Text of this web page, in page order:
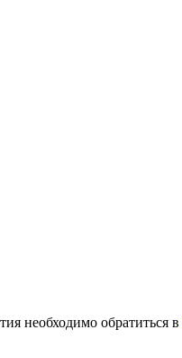
необходимо обратиться в